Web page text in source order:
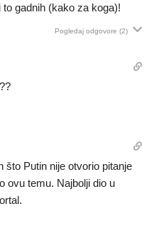
gadnih (kako za koga)!
Pogledaj odgovore (2)
što Putin nije otvorio pitanje
ovu temu. Najbolji dio u